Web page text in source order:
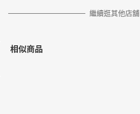
繼續逛其他店舖
相似商品